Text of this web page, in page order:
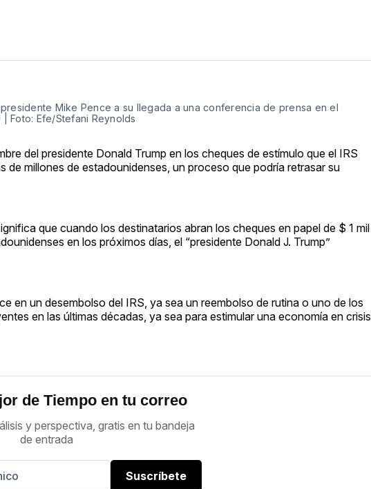
Mike Pence a su llegada a una conferencia de prensa en el
Foto: Efe/Stefani Reynolds
del presidente Donald Trump en los cheques de estímulo que el IRS
millones de estadounidenses, un proceso que podría retrasar su
que cuando los destinatarios abran los cheques en papel de $ 1 mil
en los próximos días, el “presidente Donald J. Trump”
en un desembolso del IRS, ya sea un reembolso de rutina o uno de los
en las últimas décadas, ya sea para estimular una economía en crisis
de Tiempo en tu correo
y perspectiva, gratis en tu bandeja
de entrada
Suscríbete